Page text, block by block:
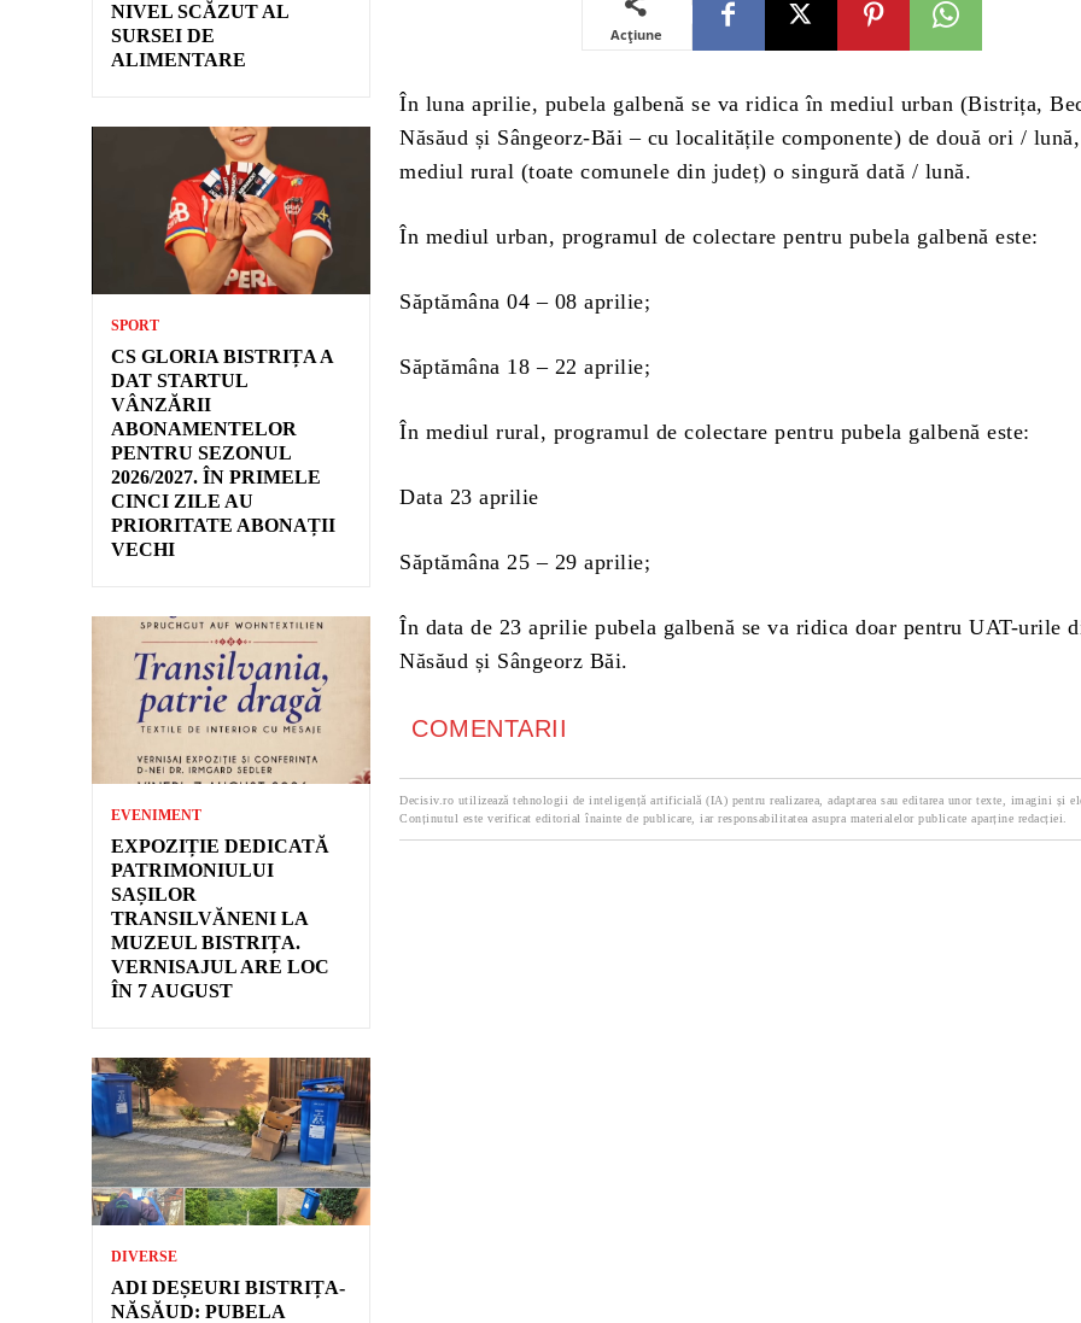
NIVEL SCĂZUT AL
SURSEI DE
ALIMENTARE
SPORT
CS GLORIA BISTRIȚA A
DAT STARTUL
VÂNZĂRII
ABONAMENTELOR
PENTRU SEZONUL
2026/2027. ÎN PRIMELE
CINCI ZILE AU
PRIORITATE ABONAȚII
VECHI
EVENIMENT
EXPOZIȚIE DEDICATĂ
PATRIMONIULUI
SAȘILOR
TRANSILVĂNENI LA
MUZEUL BISTRIȚA.
VERNISAJUL ARE LOC
ÎN 7 AUGUST
DIVERSE
ADI DEȘEURI BISTRIȚA-
NĂSĂUD: PUBELA
Acțiune
În luna aprilie, pubela galbenă se va ridica în mediul urban (Bistrița,
Năsăud și Sângeorz-Băi – cu localitățile componente) de două ori /
mediul rural (toate comunele din județ) o singură dată / lună.
În mediul urban, programul de colectare pentru pubela galbenă este:
Săptămâna 04 – 08 aprilie;
Săptămâna 18 – 22 aprilie;
În mediul rural, programul de colectare pentru pubela galbenă este:
Data 23 aprilie
Săptămâna 25 – 29 aprilie;
În data de 23 aprilie pubela galbenă se va ridica doar pentru UAT-urile
Năsăud și Sângeorz Băi.
COMENTARII
Decisiv.ro utilizează tehnologii de inteligență artificială (IA) pentru realizarea, adaptarea sau editarea unor texte, imagini și
Conținutul este verificat editorial înainte de publicare, iar responsabilitatea asupra materialelor publicate aparține redacției.